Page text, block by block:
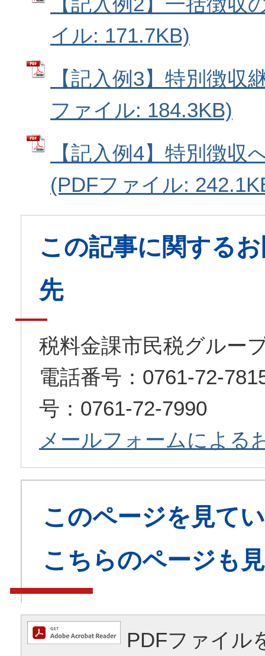
イル: 171.7KB)
【記入例3】特別徴収
ファイル: 184.3KB)
【記入例4】特別徴収
(PDFファイル:
この記事に関する
先
税料金課市民税グルー
電話番号：0761-72-
号：0761-72-7990
メールフォームによる
このページを見て
こちらのページも
PDFファイル